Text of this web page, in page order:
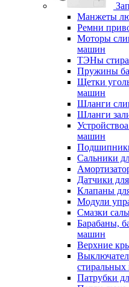
Манжеты
Ремни
Моторы
машин
ТЭНы
Пружины
Щетки
машин
Шланги
Шланги
машин
Сальники
Датчики
Клапаны
Модули
Смазки
Барабаны,
машин
Верхние
Патрубки